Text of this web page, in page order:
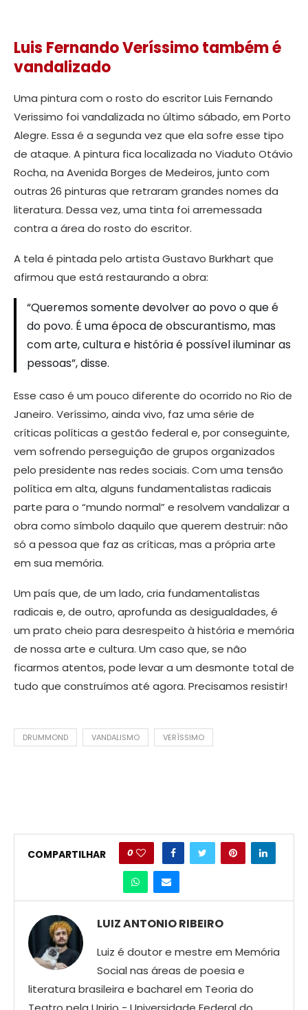
Luis Fernando Veríssimo também é
vandalizado
Uma pintura com o rosto do escritor Luis Fernando
Verissimo foi vandalizada no último sábado, em Porto
Alegre. Essa é a segunda vez que ela sofre esse tipo
de ataque. A pintura fica localizada no Viaduto Otávio
Rocha, na Avenida Borges de Medeiros, junto com
outras 26 pinturas que retraram grandes nomes da
literatura. Dessa vez, uma tinta foi arremessada
contra a área do rosto do escritor.
A tela é pintada pelo artista Gustavo Burkhart que
afirmou que está restaurando a obra:
“Queremos somente devolver ao povo o que é
do povo. É uma época de obscurantismo, mas
com arte, cultura e história é possível iluminar as
pessoas”, disse.
Esse caso é um pouco diferente do ocorrido no Rio de
Janeiro. Veríssimo, ainda vivo, faz uma série de
críticas políticas a gestão federal e, por conseguinte,
vem sofrendo perseguição de grupos organizados
pelo presidente nas redes sociais. Com uma tensão
política em alta, alguns fundamentalistas radicais
parte para o “mundo normal” e resolvem vandalizar a
obra como símbolo daquilo que querem destruir: não
só a pessoa que faz as críticas, mas a própria arte
em sua memória.
Um país que, de um lado, cria fundamentalistas
radicais e, de outro, aprofunda as desigualdades, é
um prato cheio para desrespeito à história e memória
de nossa arte e cultura. Um caso que, se não
ficarmos atentos, pode levar a um desmonte total de
tudo que construímos até agora. Precisamos resistir!
DRUMMOND VANDALISMO VERÍSSIMO
COMPARTILHAR 0
LUIZ ANTONIO RIBEIRO
Luiz é doutor e mestre em Memória
Social nas áreas de poesia e
literatura brasileira e bacharel em Teoria do